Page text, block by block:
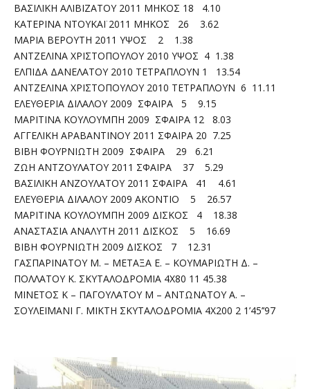
ΒΑΣΙΛΙΚΗ ΑΛΙΒΙΖΑΤΟΥ 2011 ΜΗΚΟΣ 18 4.10
ΚΑΤΕΡΙΝΑ ΝΤΟΥΚΑΪ 2011 ΜΗΚΟΣ 26 3.62
ΜΑΡΙΑ ΒΕΡΟΥΤΗ 2011 ΥΨΟΣ 2 1.38
ΑΝΤΖΕΛΙΝΑ ΧΡΙΣΤΟΠΟΥΛΟΥ 2010 ΥΨΟΣ 4 1.38
ΕΛΠΙΔΑ ΔΑΝΕΛΑΤΟΥ 2010 ΤΕΤΡΑΠΛΟΥΝ 1 13.54
ΑΝΤΖΕΛΙΝΑ ΧΡΙΣΤΟΠΟΥΛΟΥ 2010 ΤΕΤΡΑΠΛΟΥΝ 6 11.11
ΕΛΕΥΘΕΡΙΑ ΔΙΛΑΛΟΥ 2009 ΣΦΑΙΡΑ 5 9.15
ΜΑΡΙΤΙΝΑ ΚΟΥΛΟΥΜΠΗ 2009 ΣΦΑΙΡΑ 12 8.03
ΑΓΓΕΛΙΚΗ ΑΡΑΒΑΝΤΙΝΟΥ 2011 ΣΦΑΙΡΑ 20 7.25
ΒΙΒΗ ΦΟΥΡΝΙΩΤΗ 2009 ΣΦΑΙΡΑ 29 6.21
ΖΩΗ ΑΝΤΖΟΥΛΑΤΟΥ 2011 ΣΦΑΙΡΑ 37 5.29
ΒΑΣΙΛΙΚΗ ΑΝΖΟΥΛΑΤΟΥ 2011 ΣΦΑΙΡΑ 41 4.61
ΕΛΕΥΘΕΡΙΑ ΔΙΛΑΛΟΥ 2009 ΑΚΟΝΤΙΟ 5 26.57
ΜΑΡΙΤΙΝΑ ΚΟΥΛΟΥΜΠΗ 2009 ΔΙΣΚΟΣ 4 18.38
ΑΝΑΣΤΑΣΙΑ ΑΝΑΛΥΤΗ 2011 ΔΙΣΚΟΣ 5 16.69
ΒΙΒΗ ΦΟΥΡΝΙΩΤΗ 2009 ΔΙΣΚΟΣ 7 12.31
ΓΑΣΠΑΡΙΝΑΤΟΥ Μ. – ΜΕΤΑΞΑ Ε. – ΚΟΥΜΑΡΙΩΤΗ Δ. –
ΠΟΛΛΑΤΟΥ Κ. ΣΚΥΤΑΛΟΔΡΟΜΙΑ 4Χ80 11 45.38
ΜΙΝΕΤΟΣ Κ – ΠΑΓΟΥΛΑΤΟΥ Μ – ΑΝΤΩΝΑΤΟΥ Α. –
ΣΟΥΛΕΪΜΑΝΙ Γ. ΜΙΚΤΗ ΣΚΥΤΑΛΟΔΡΟΜΙΑ 4Χ200 2 1’45’’97